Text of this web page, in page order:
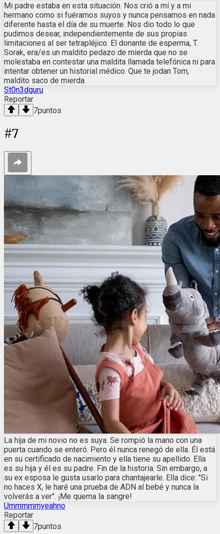
Mi padre estaba en esta situación. Nos crió a mí y a mi
hermano como si fuéramos suyos y nunca pensamos en nada
diferente hasta el día de su muerte. Nos dio todo lo que
pudimos desear, independientemente de sus propias
limitaciones al ser tetrapléjico. El donante de esperma, T.
Sorak, era/es un maldito pedazo de mierda que no se
molestaba en contestar una maldita llamada telefónica ni para
intentar obtener un historial médico. Que te jodan Tom,
maldito saco de mierda.
St0n3dguru
Reportar
7puntos
#7
La hija de mi novio no es suya. Se rompió la mano con una
puerta cuando se enteró. Pero él nunca renegó de ella. Él está
en su certificado de nacimiento y ella tiene su apellido. Ella
es su hija y él es su padre. Fin de la historia. Sin embargo, a
su ex esposa le gusta usarlo para chantajearle. Ella dice: "Si
no haces X, le haré una prueba de ADN al bebé y nunca la
volverás a ver". ¡Me quema la sangre!
Ummmmmyeahno
Reportar
7puntos